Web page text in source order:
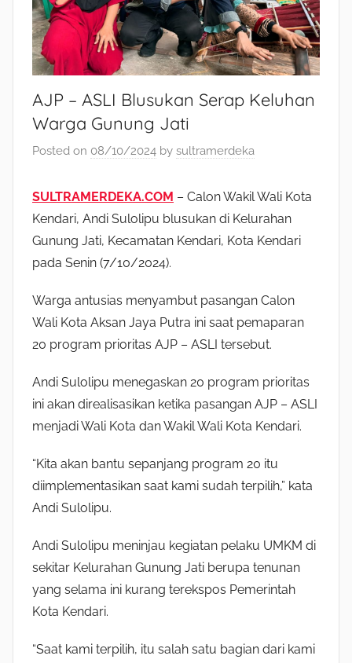
AJP – ASLI Blusukan Serap Keluhan
Warga Gunung Jati
Posted on 08/10/2024 by sultramerdeka
SULTRAMERDEKA.COM – Calon Wakil Wali Kota
Kendari, Andi Sulolipu blusukan di Kelurahan
Gunung Jati, Kecamatan Kendari, Kota Kendari
pada Senin (7/10/2024).
Warga antusias menyambut pasangan Calon
Wali Kota Aksan Jaya Putra ini saat pemaparan
20 program prioritas AJP – ASLI tersebut.
Andi Sulolipu menegaskan 20 program prioritas
ini akan direalisasikan ketika pasangan AJP – ASLI
menjadi Wali Kota dan Wakil Wali Kota Kendari.
“Kita akan bantu sepanjang program 20 itu
diimplementasikan saat kami sudah terpilih,” kata
Andi Sulolipu.
Andi Sulolipu meninjau kegiatan pelaku UMKM di
sekitar Kelurahan Gunung Jati berupa tenunan
yang selama ini kurang terekspos Pemerintah
Kota Kendari.
“Saat kami terpilih, itu salah satu bagian dari kami